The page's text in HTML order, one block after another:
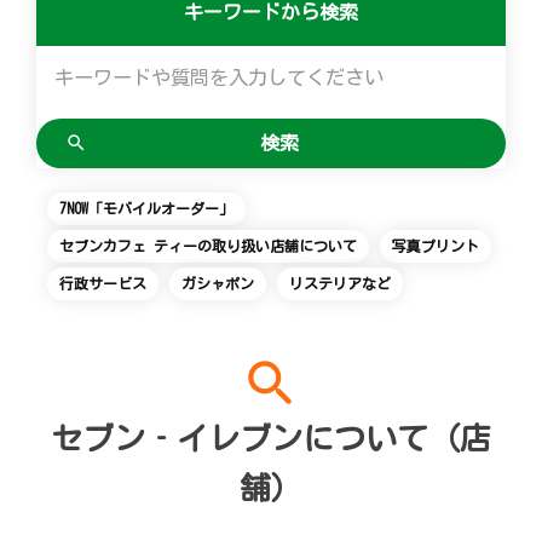
プリペイドカード・金券
ニンテンドー・ダウンロードカード
プリント
スキャン
チケット
スポーツ振興くじ
切手・はがき・印紙
セブン銀行ATM
ご利用可能なお支払い方法
各種料金のお支払い
クリーニング俱楽部（店舗限定）
セブンチケット
チケットぴあ
イープラス
CNプレイガイド
セブン‐イレブンでお受取り
ジーユーオンラインストア
ユニクロオンラインストア
タワーレコード
停電時のサービス停止のお知らせ
企業理念
国内店舗数
セブン-イレブンの横顔
変化への対応と、挑戦の歴史
GREEN CHALLENGE 2050
重点課題
報告書ライブラリー
サステナビリティニュース
ネットショッピング
お問い合わせ
English (Corporate)
キーワードから検索
7NOW「モバイルオーダー」
セブンカフェ ティーの取り扱い店舗について 写真プリント
行政サービス ガシャポン リステリアなど
search
セブン‐イレブンについて（店
舗）